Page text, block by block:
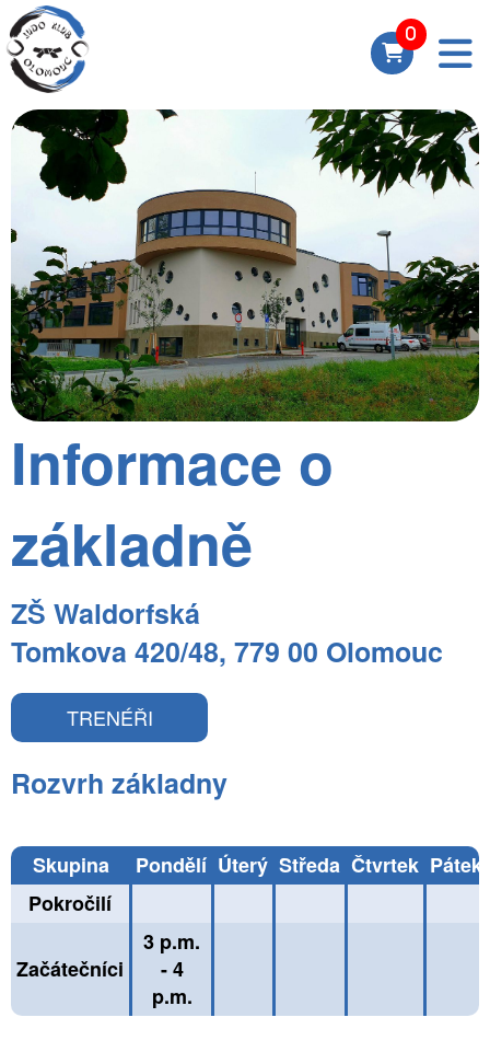
Informace o
základně
ZŠ Waldorfská
Tomkova 420/48, 779 00 Olomouc
TRENÉŘI
Rozvrh základny
Skupina Pondělí Úterý Středa Čtvrtek Pátek
Pokročilí
Začátečníci
3 p.m.
- 4
p.m.